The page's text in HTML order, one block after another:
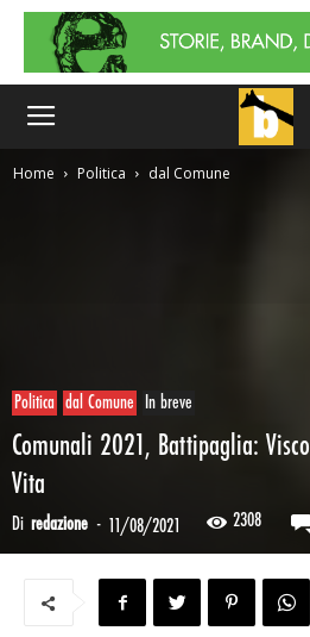
Home Politica dal Comune
Politica dal Comune In breve
Comunali 2021, Battipaglia:
Vita
Di redazione - 11/08/2021 2308